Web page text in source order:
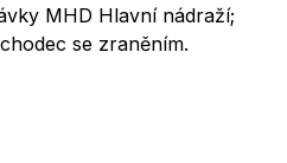
MHD Hlavní nádraží;
se zraněním.